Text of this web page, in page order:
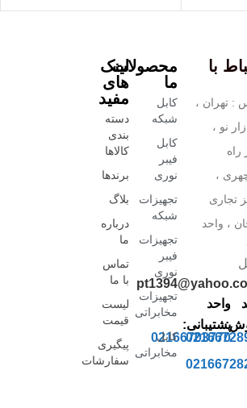
با
: تهران ،
زار نو ،
راه
،
تجاری
، واحد
واحد
پشتیبانی:
02166703770
محصولات
ما
کابل
شبکه
کابل
فیبر
نوری
تجهیزات
شبکه
تجهیزات
فیبر
نوری
تجهیزات
مخابراتی
کابل
مخابراتی
لینک
های
مفید
دسته
بندی
کالاها
برندها
بلاگ
درباره
ما
تماس
با ما
لیست
قیمت
پیگیری
سفارشات